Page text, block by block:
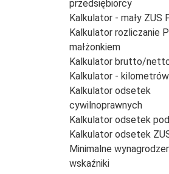
przedsiębiorcy
Kalkulator - mały ZUS
Kalkulator rozliczanie
małżonkiem
Kalkulator brutto/
Kalkulator -
Kalkulator odsetek
cywilnoprawnych
Kalkulator odsetek
Kalkulator odsetek
Minimalne
wskaźniki